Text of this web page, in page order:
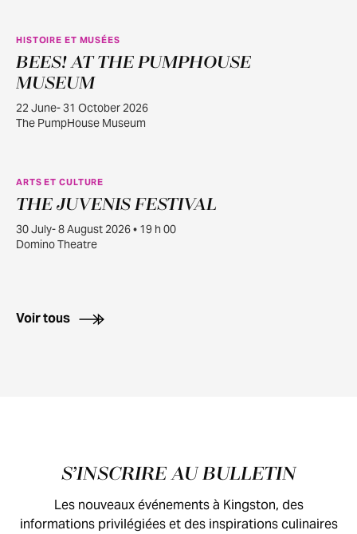
JUIN
22
HISTOIRE ET MUSÉES
BEES! AT THE PUMPHOUSE
MUSEUM
22 June- 31 October 2026
The PumpHouse Museum
JUILL.
30
ARTS ET CULTURE
THE JUVENIS FESTIVAL
30 July- 8 August 2026 • 19 h 00
Domino Theatre
Voir tous
Pied de pageS’INSCRIRE AU BULLETIN
Les nouveaux événements à Kingston, des
informations privilégiées et des inspirations culinaires